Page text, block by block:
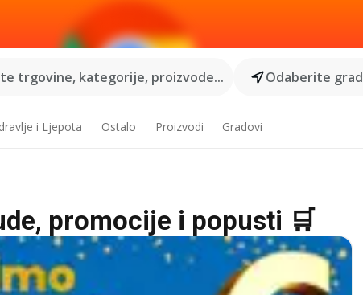
trgovine, kategorije, proizvode...
Odaberite grad
i Ljepota Ostalo Proizvodi Gradovi
promocije i popusti 🛒